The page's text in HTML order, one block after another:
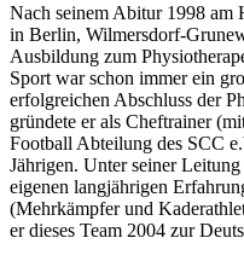
Nach seinem Abitur 1998 am
in Berlin, Wilmersdorf-
Ausbildung zum
Sport war schon immer ein
erfolgreichen Abschluss der
gründete er als Cheftrainer
Football Abteilung des SCC
Jährigen. Unter seiner
eigenen langjährigen
(Mehrkämpfer und
er dieses Team 2004 zur